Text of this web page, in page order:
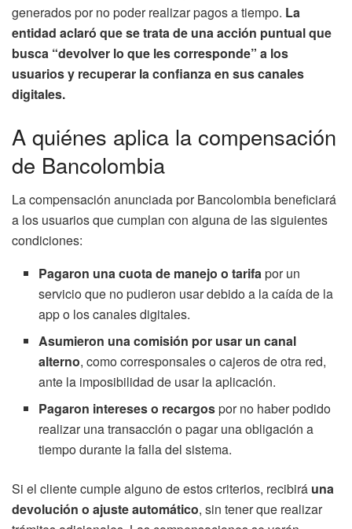
generados por no poder realizar pagos a tiempo. La
entidad aclaró que se trata de una acción puntual que
busca “devolver lo que les corresponde” a los
usuarios y recuperar la confianza en sus canales
digitales.
A quiénes aplica la compensación
de Bancolombia
La compensación anunciada por Bancolombia beneficiará
a los usuarios que cumplan con alguna de las siguientes
condiciones:
Pagaron una cuota de manejo o tarifapor un
servicio que no pudieron usar debido a la caída de la
app o los canales digitales.
Asumieron una comisión por usar un canal
alterno, como corresponsales o cajeros de otra red,
ante la imposibilidad de usar la aplicación.
Pagaron intereses o recargospor no haber podido
realizar una transacción o pagar una obligación a
tiempo durante la falla del sistema.
Si el cliente cumple alguno de estos criterios, recibirá una
devolución o ajuste automático, sin tener que realizar